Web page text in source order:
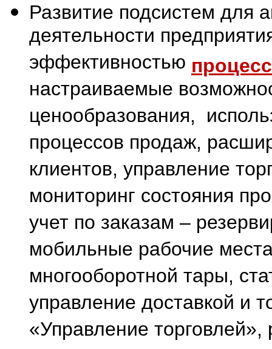
Развитие подсистем для
деятельности
эффективностью
настраиваемые
ценообразования,
процессов продаж,
клиентов, управление
мониторинг состояния
учет по заказам –
мобильные рабочие
многооборотной тары,
управление доставкой и
«Управление торговлей»,